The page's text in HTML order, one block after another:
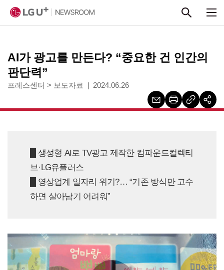
AI가 광고를 만든다? “중요한 건 인간의
판단력”
프레스센터 > 보도자료 2024.06.26
█ 생성형 AI로 TV광고 제작한 컴파운드컬렉티
브·LG유플러스
█ 영상업계 일자리 위기?… “기존 방식만 고수
하면 살아남기 어려워”